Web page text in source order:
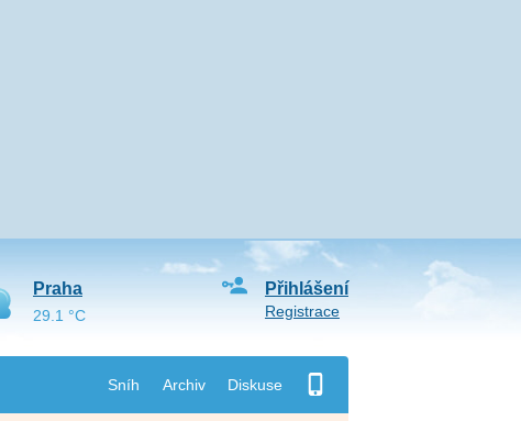
Sníh Archiv Diskuse
Přihlášení
Registrace
Praha
29.1 °C